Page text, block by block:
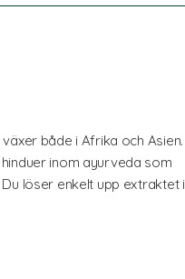
både i Afrika och Asien.
inom ayurveda som
löser enkelt upp extraktet i